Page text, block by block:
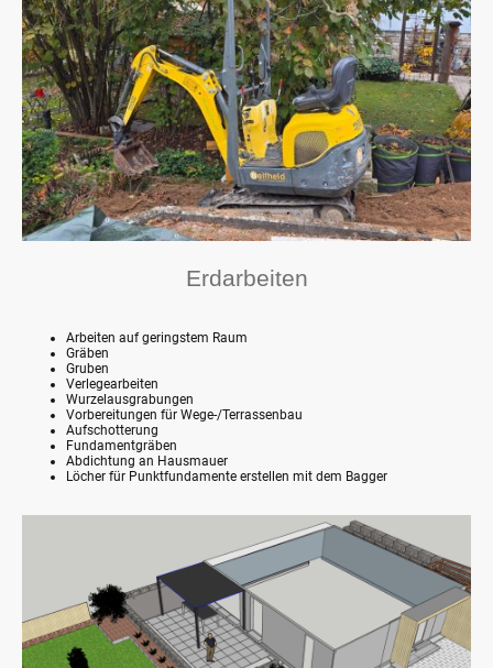
Erdarbeiten
Arbeiten auf geringstem Raum
Gräben
Gruben
Verlegearbeiten
Wurzelausgrabungen
Vorbereitungen für Wege-/Terrassenbau
Aufschotterung
Fundamentgräben
Abdichtung an Hausmauer
Löcher für Punktfundamente erstellen mit dem Bagger